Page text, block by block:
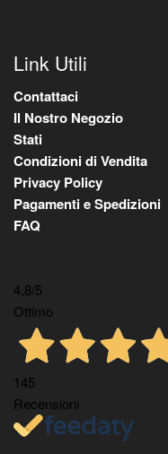
Link Utili
Contattaci
Il Nostro Negozio
Stati
Condizioni di Vendita
Privacy Policy
Pagamenti e Spedizioni
FAQ
4,8/5
Ottimo
145
Recensioni